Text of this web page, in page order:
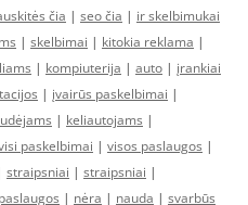
čia | seo čia | ir skelbimukai
| skelbimai | kitokia reklama |
| kompiuterija | auto | įrankiai
| įvairūs paskelbimai |
| keliautojams |
paskelbimai | visos paslaugos |
straipsniai | straipsniai |
paslaugos | nėra | nauda | svarbūs